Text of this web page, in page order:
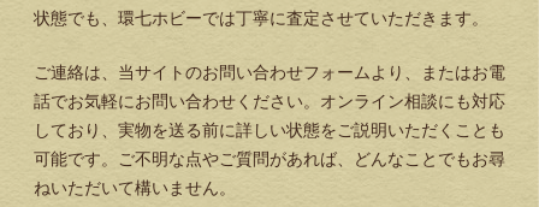
状態でも、環七ホビーでは丁寧に査定させていただきます。
ご連絡は、当サイトのお問い合わせフォームより、またはお電
話でお気軽にお問い合わせください。オンライン相談にも対応
しており、実物を送る前に詳しい状態をご説明いただくことも
可能です。ご不明な点やご質問があれば、どんなことでもお尋
ねいただいて構いません。